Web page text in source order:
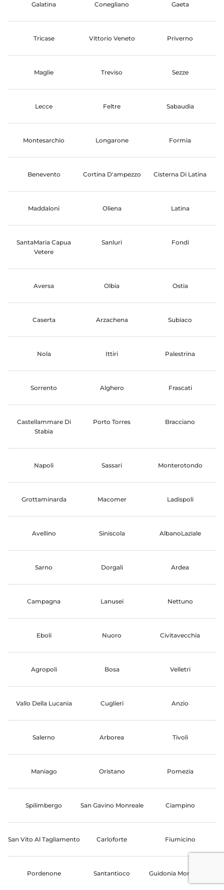
Galatina Conegliano Gaeta
Tricase Vittorio Veneto Priverno
Maglie Treviso Sezze
Lecce Feltre Sabaudia
Montesarchio Longarone Formia
Benevento Cortina D'ampezzo Cisterna Di Latina
Maddaloni Oliena Latina
SantaMaria Capua
Vetere
Sanluri Fondi
Aversa Olbia Ostia
Caserta Arzachena Subiaco
Nola Ittiri Palestrina
Sorrento Alghero Frascati
Castellammare Di
Stabia
Porto Torres Bracciano
Napoli Sassari Monterotondo
Grottaminarda Macomer Ladispoli
Avellino Siniscola AlbanoLaziale
Sarno Dorgali Ardea
Campagna Lanusei Nettuno
Eboli Nuoro Civitavecchia
Agropoli Bosa Velletri
Vallo Della Lucania Cuglieri Anzio
Salerno Arborea Tivoli
Maniago Oristano Pomezia
Spilimbergo San Gavino Monreale Ciampino
San Vito Al Tagliamento Carloforte Fiumicino
Pordenone Santantioco Guidonia Montecelio